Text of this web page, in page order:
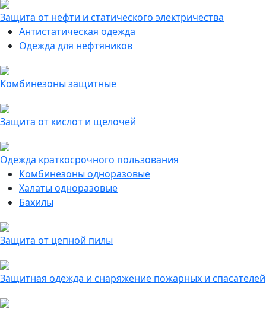
Защита от нефти и статического электричества
Антистатическая одежда
Одежда для нефтяников
Комбинезоны защитные
Защита от кислот и щелочей
Одежда краткосрочного пользования
Комбинезоны одноразовые
Халаты одноразовые
Бахилы
Защита от цепной пилы
Защитная одежда и снаряжение пожарных и спасателей